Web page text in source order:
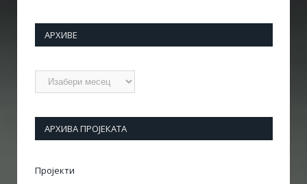
АРХИВЕ
Архиве
АРХИВА ПРОЈЕКАТА
Пројекти